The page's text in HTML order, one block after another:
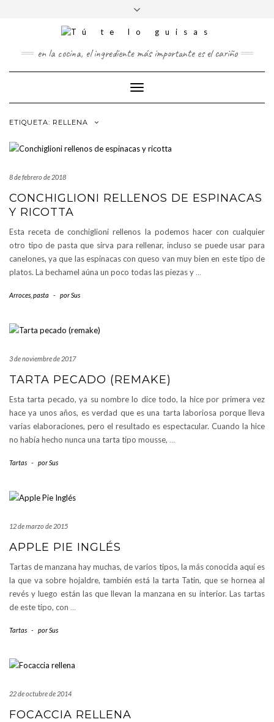
TWITTERPINTEREST
cabecera
en la cocina, el ingrediente más importante es el cariño
Cambiar
modo
ETIQUETA: RELLENA
8 de febrero de 2018
CONCHIGLIONI RELLENOS DE ESPINACAS
Y RICOTTA
Esta receta de conchiglioni rellenos la podemos hacer con cualquier
otro tipo de pasta que sirva para rellenar, incluso se puede usar para
canelones, ya que las espinacas con queso van muy bien en este tipo de
platos. La bechamel aúna un poco todas las piezas y …
Arroces, pasta - porSus
3 de noviembre de 2017
TARTA PECADO (REMAKE)
Esta tarta pecado, ya su nombre lo dice todo, la hice por primera vez
hace ya unos años, es verdad que es una tarta laboriosa porque lleva
varias elaboraciones, pero el resultado es espectacular. Cuando la hice
no había hecho nunca una tarta tipo mousse, …
Tartas - porSus
12 de marzo de 2015
APPLE PIE INGLÉS
Tartas de manzana hay muchas, de varios tipos, la más conocida aquí es
la que va sobre hojaldre, también está la tarta Tatin, que se hornea al
revés y luego están las que llevan la manzana en su interior. Las tartas
de este tipo, con …
Tartas - porSus
22 de octubre de 2014
FOCACCIA RELLENA